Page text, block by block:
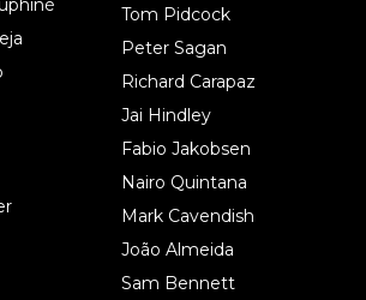
Tom Pidcock
Peter Sagan
Richard Carapaz
Jai Hindley
Fabio Jakobsen
Nairo Quintana
Mark Cavendish
João Almeida
Sam Bennett